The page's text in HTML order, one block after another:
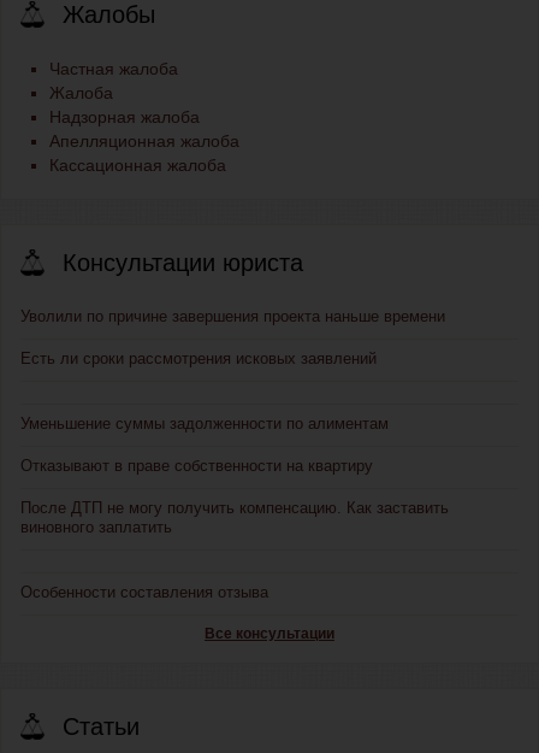
Жалобы
Частная жалоба
Жалоба
Надзорная жалоба
Апелляционная жалоба
Кассационная жалоба
Консультации юриста
Уволили по причине завершения проекта наньше времени
Есть ли сроки рассмотрения исковых заявлений
Уменьшение суммы задолженности по алиментам
Отказывают в праве собственности на квартиру
После ДТП не могу получить компенсацию. Как заставить
виновного заплатить
Особенности составления отзыва
Все консультации
Статьи